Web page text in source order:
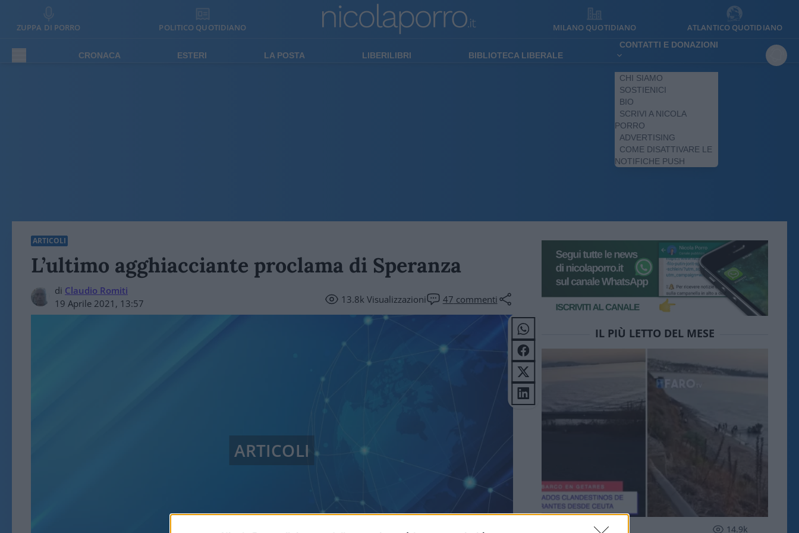
ZUPPA DI PORRO POLITICO QUOTIDIANO MILANO QUOTIDIANO ATLANTICO QUOTIDIANO
CRONACA ESTERI LA POSTA LIBERILIBRI BIBLIOTECA LIBERALE
CONTATTI E DONAZIONI
CHI SIAMO
SOSTIENICI
BIO
SCRIVI A NICOLA
PORRO
ADVERTISING
COME DISATTIVARE LE
NOTIFICHE PUSH
ARTICOLI
L’ultimo agghiacciante proclama di Speranza
di Claudio Romiti
19 Aprile 2021, 13:57
13.8kVisualizzazioni 47 commenti
ARTICOLI
IL PIÙ LETTO DEL MESE
14.9k